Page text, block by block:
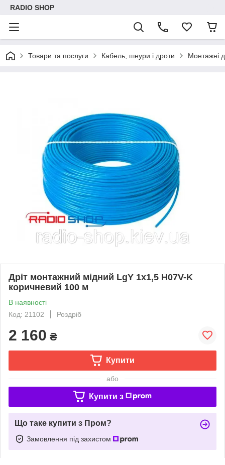
RADIO SHOP
Товари та послуги Кабель, шнури і дроти Монтажні
Дріт монтажний мідний LgY 1x1,5 H07V-K
коричневий 100 м
В наявності
Код: 21102
Роздріб
2 160 ₴
Купити
або
Купити з
Що таке купити з Пром?
Замовлення під захистом